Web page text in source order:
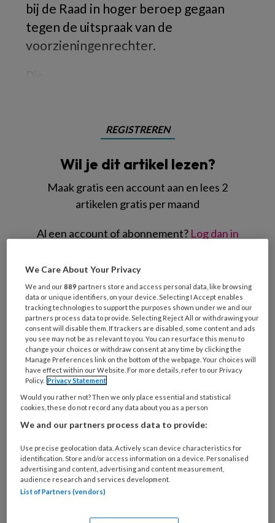
bij de Raad in hoger beroep gegaan
tegen de uitspraak van de
voorzieningenrechter.
REGISTREREN
Wil je dit artikel lezen?
Maak gratis een account aan en lees 2
artikelen gratis per maand
Al een account of abonnement? Log dan in
Wat
is
je
e-
mailadres?
* *
Kies
je
wachtwoord* *
Kies
je
functie *
welke
organisatie
werk
je?
Untitled
Ontvang 2x per week de
KinderopvangTotaal nieuwsbrief
Ontvang iedere zondag het
We Care About Your Privacy
We and our889 partners store and access personal data, like browsing
data or unique identifiers, on your device. Selecting I Accept enables
tracking technologies to support the purposes shown under we and our
partners process data to provide. Selecting Reject All or withdrawing your
consent will disable them. If trackers are disabled, some content and ads
you see may not be as relevant to you. You can resurface this menu to
change your choices or withdraw consent at any time by clicking the
Manage Preferences link on the bottom of the webpage. Your choices will
have effect within our Website. For more details, refer to our Privacy
Policy. Privacy Statement
Would you rather not? Then we only place essential and statistical
cookies, these do not record any data about you as a person
We and our partners process data to provide:
Use precise geolocation data. Actively scan device characteristics for
identification. Store and/or access information on a device. Personalised
advertising and content, advertising and content measurement,
audience research and services development.
List of Partners (vendors)